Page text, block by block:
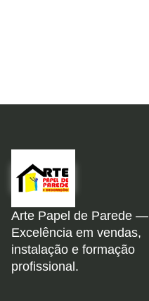
Arte Papel de Parede —
Excelência em vendas,
instalação e formação
profissional.